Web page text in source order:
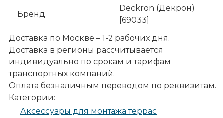
Бренд
Deckron (Декрон)
[69033]
Доставка по Москве – 1-2 рабочих дня.
Доставка в регионы рассчитывается
индивидуально по срокам и тарифам
транспортных компаний.
Оплата безналичным переводом по реквизитам.
Категории:
Аксессуары для монтажа террас